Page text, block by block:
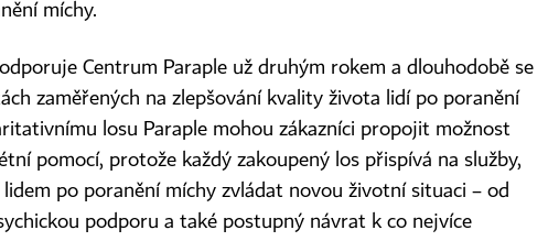
míchy.
Centrum Paraple už druhým rokem a dlouhodobě se
zaměřených na zlepšování kvality života lidí po poranění
losu Paraple mohou zákazníci propojit možnost
pomocí, protože každý zakoupený los přispívá na služby,
po poranění míchy zvládat novou životní situaci – od
podporu a také postupný návrat k co nejvíce